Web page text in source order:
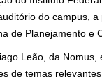
do campus,
de Planejamento e
Leão, da Nomus
de temas